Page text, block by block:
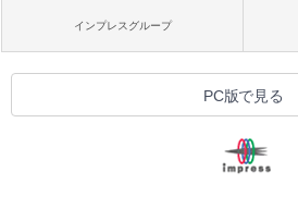
インプレスグループ
PC版で見る